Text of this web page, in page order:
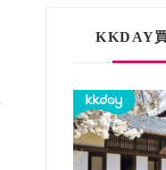
KKDAY